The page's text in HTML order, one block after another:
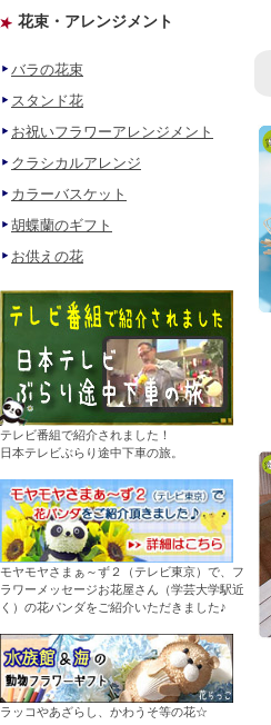
花束・アレンジメント
バラの花束
スタンド花
お祝いフラワーアレンジメント
クラシカルアレンジ
カラーバスケット
胡蝶蘭のギフト
お供えの花
テレビ番組で紹介されました！
日本テレビぶらり途中下車の旅。
モヤモヤさまぁ～ず２（テレビ東京）で、フ
ラワーメッセージお花屋さん（学芸大学駅近
く）の花パンダをご紹介いただきました♪
ラッコやあざらし、かわうそ等の花☆